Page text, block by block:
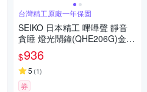
台灣精工原廠一年保固
SEIKO 日本精工 嗶嗶聲 靜音
貪睡 燈光鬧鐘(QHE206G)金/9.
9X11.3cm
$936
5 (1)
券